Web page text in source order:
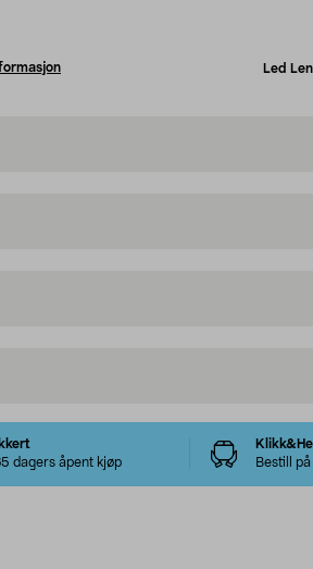
Led
dagers åpent kjøp
Bestill